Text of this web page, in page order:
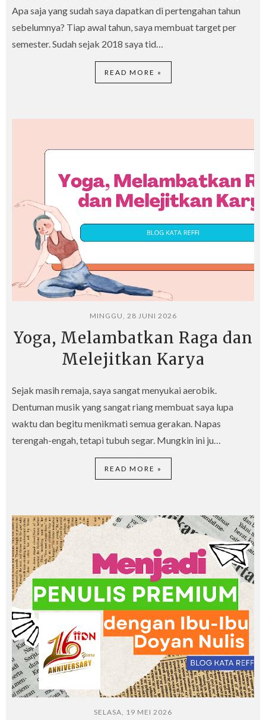
Apa saja yang sudah saya dapatkan di pertengahan tahun
sebelumnya? Tiap awal tahun, saya membuat target per
semester. Sudah sejak 2018 saya tid…
READ MORE »
MINGGU, 28 JUNI 2026
Yoga, Melambatkan Raga dan
Melejitkan Karya
Sejak masih remaja, saya sangat menyukai aerobik.
Dentuman musik yang sangat riang membuat saya lupa
waktu dan begitu menikmati semua gerakan. Napas
terengah-engah, tetapi tubuh segar. Mungkin ini ju…
READ MORE »
SELASA, 19 MEI 2026